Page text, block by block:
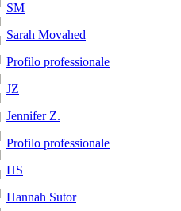
SM
Sarah Movahed
Profilo professionale
JZ
Jennifer Z.
Profilo professionale
HS
Hannah Sutor